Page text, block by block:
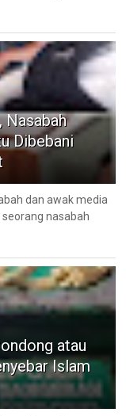
Nasabah
Dibebani
dan awak media
nasabah
atau
Islam